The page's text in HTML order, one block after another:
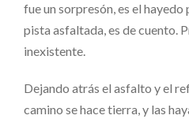
fue un sorpresón, es el
pista asfaltada, es de cuento.
inexistente.
Dejando atrás el asfalto y el
camino se hace tierra, y las